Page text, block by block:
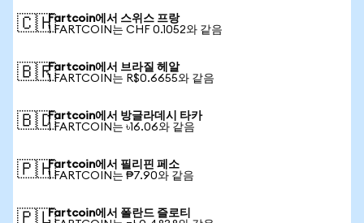
🇨🇭Fartcoin에서 스위스 프랑
1 FARTCOIN는 CHF 0.1052와 같음
🇧🇷Fartcoin에서 브라질 헤알
1 FARTCOIN는 R$0.6655와 같음
🇧🇩Fartcoin에서 방글라데시 타카
1 FARTCOIN는 ৳16.06와 같음
🇵🇭Fartcoin에서 필리핀 페소
1 FARTCOIN는 ₱7.90와 같음
🇵🇱Fartcoin에서 폴란드 즐로티